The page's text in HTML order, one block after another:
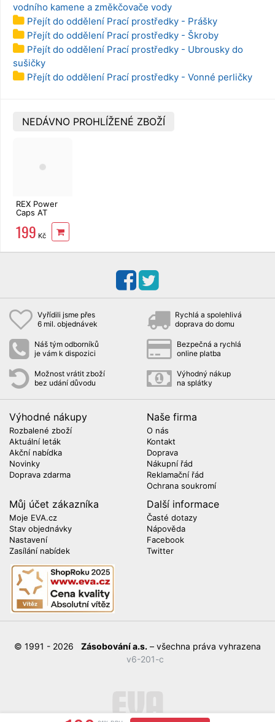
vodního kamene a změkčovače vody
Přejít do oddělení Prací prostředky - Prášky
Přejít do oddělení Prací prostředky - Škroby
Přejít do oddělení Prací prostředky - Ubrousky do
sušičky
Přejít do oddělení Prací prostředky - Vonné perličky
NEDÁVNO PROHLÍŽENÉ ZBOŽÍ
REX Power
Caps AT
Orchid Color
36 ks
199 Kč
Vyřídili jsme přes
6 mil. objednávek
Rychlá a spolehlivá
doprava do domu
Náš tým odborníků
je vám k dispozici
Bezpečná a rychlá
online platba
Možnost vrátit zboží
bez udání důvodu
Výhodný nákup
na splátky
Výhodné nákupy
Rozbalené zboží
Aktuální leták
Akční nabídka
Novinky
Doprava zdarma
Naše firma
O nás
Kontakt
Doprava
Nákupní řád
Reklamační řád
Ochrana soukromí
Můj účet zákazníka
Moje EVA.cz
Stav objednávky
Nastavení
Zasílání nabídek
Další informace
Časté dotazy
Nápověda
Facebook
Twitter
© 1991 - 2026 Zásobování a.s. – všechna práva vyhrazena
v6-201-c